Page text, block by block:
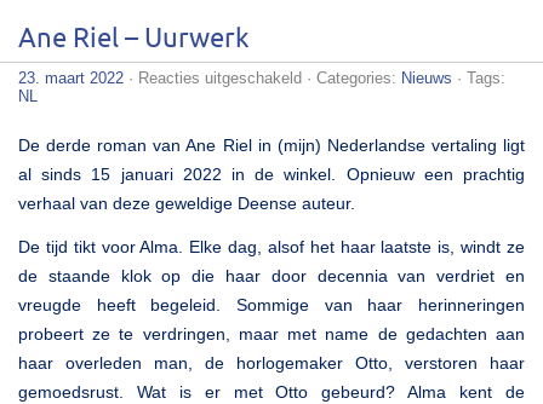
Ane Riel – Uurwerk
23. maart 2022 · Reacties uitgeschakeldvoor
Uurwerk
· Categories: Nieuws · Tags:
NL
De derde roman van Ane Riel in (mijn) Nederlandse vertaling ligt
al sinds 15 januari 2022 in de winkel. Opnieuw een prachtig
verhaal van deze geweldige Deense auteur.
De tijd tikt voor Alma. Elke dag, alsof het haar laatste is, windt ze
de staande klok op die haar door decennia van verdriet en
vreugde heeft begeleid. Sommige van haar herinneringen
probeert ze te verdringen, maar met name de gedachten aan
haar overleden man, de horlogemaker Otto, verstoren haar
gemoedsrust. Wat is er met Otto gebeurd? Alma kent de